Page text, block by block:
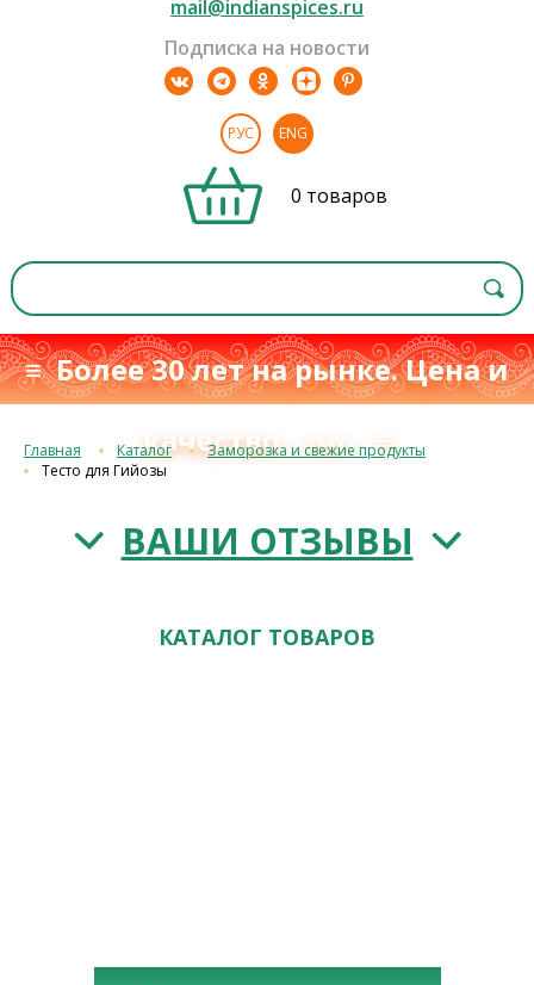
mail@indianspices.ru
Подписка на новости
РУС ENG
0 товаров
≡ Более 30 лет на рынке. Цена и
качествос 1993 г.≡
Главная Каталог
Заморозка и свежие продукты
Тесто для Гийозы
ВАШИ ОТЗЫВЫ
КАТАЛОГ ТОВАРОВ